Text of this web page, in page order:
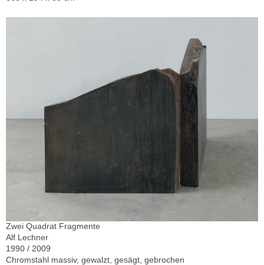
Zwei Quadrat Fragmente
Alf Lechner
1990 / 2009
Chromstahl massiv, gewalzt, gesägt, gebrochen